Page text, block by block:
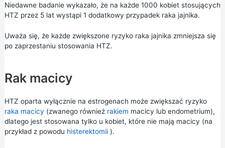
Niedawne badanie wykazało, że na każde 1000 kobiet stosujących
HTZ przez 5 lat wystąpi 1 dodatkowy przypadek raka jajnika.
Uważa się, że każde zwiększone ryzyko raka jajnika zmniejsza się
po zaprzestaniu stosowania HTZ.
Rak macicy
HTZ oparta wyłącznie na estrogenach może zwiększać ryzyko
raka macicy (zwanego również rakiem macicy lub endometrium),
dlatego jest stosowana tylko u kobiet, które nie mają macicy (na
przykład z powodu histerektomii).